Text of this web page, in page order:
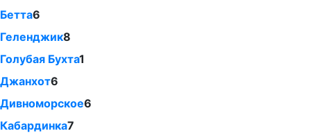
Бетта6
Геленджик8
Голубая Бухта1
Джанхот6
Дивноморское6
Кабардинка7